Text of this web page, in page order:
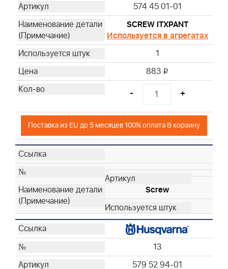
574 45 01-01
SCREW ITXPANT
Используется в агрегатах
1
883 i
- +
Поставка из EU до 5 месяцев 100% оплата В корзину
Screw
13
579 52 94-01